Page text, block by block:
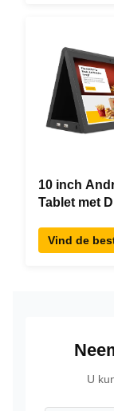
10 inch
Tablet met
Desktop
Advertising
Vind de
U